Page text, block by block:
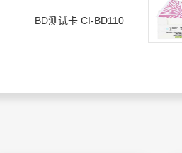
BD测试卡 CI-BD110